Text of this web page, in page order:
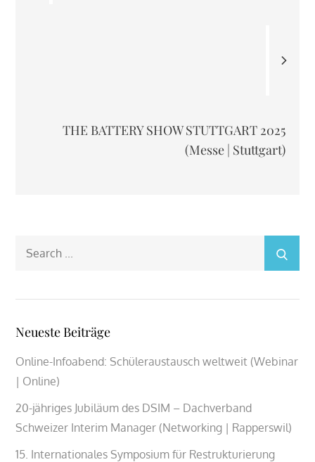
THE BATTERY SHOW STUTTGART 2025
(Messe | Stuttgart)
Neueste Beiträge
Online-Infoabend: Schüleraustausch weltweit (Webinar
| Online)
20-jähriges Jubiläum des DSIM – Dachverband
Schweizer Interim Manager (Networking | Rapperswil)
15. Internationales Symposium für Restrukturierung